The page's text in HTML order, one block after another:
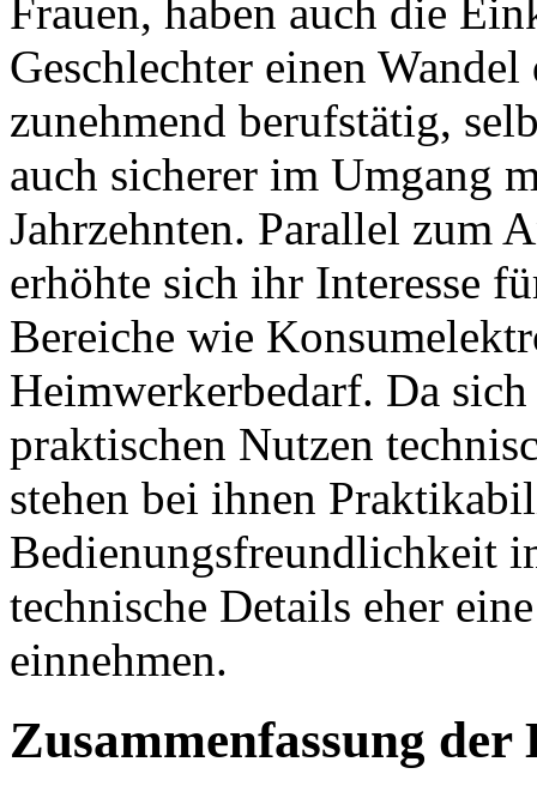
Frauen, haben auch die
Geschlechter einen
zunehmend berufstätig,
auch sicherer im Umgang
Jahrzehnten. Parallel zum
erhöhte sich ihr Interesse
Bereiche wie
Heimwerkerbedarf. Da
praktischen Nutzen
stehen bei ihnen
Bedienungsfreundlichkeit
technische Details eher
einnehmen.
Zusammenfassung der